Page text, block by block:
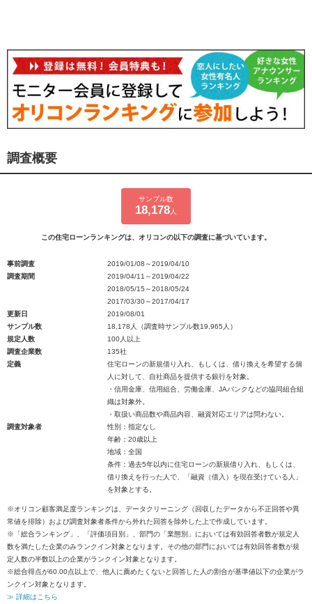
調査概要
サンプル数
18,178 人
この住宅ローンランキングは、オリコンの以下の調査に基づいています。
事前調査
2019/01/08～2019/04/10
調査期間
2019/04/11～2019/04/22
2018/05/15～2018/05/24
2017/03/30～2017/04/17
更新日
2019/08/01
サンプル数
18,178人（調査時サンプル数19,965人）
規定人数
100人以上
調査企業数
135社
定義
住宅ローンの新規借り入れ、もしくは、借り換えを希望する個
人に対して、自社商品を提供する銀行を対象。
・信用金庫、信用組合、労働金庫、JAバンクなどの協同組合組
織は対象外。
・取扱い商品数や商品内容、融資対応エリアは問わない。
調査対象者
性別：指定なし
年齢：20歳以上
地域：全国
条件：過去5年以内に住宅ローンの新規借り入れ、もしくは、
借り換えを行った人で、「融資（借入）を現在受けている人」
を対象とする。
※オリコン顧客満足度ランキングは、データクリーニング（回収したデータから不正回答や異
常値を排除）および調査対象者条件から外れた回答を除外した上で作成しています。
※「総合ランキング」、「評価項目別」、部門の「業態別」においては有効回答者数が規定人
数を満たした企業のみランクイン対象となります。その他の部門においては有効回答者数が規
定人数の半数以上の企業がランクイン対象となります。
※総合得点が60.00点以上で、他人に薦めたくないと回答した人の割合が基準値以下の企業がラ
ンクイン対象となります。
≫ 詳細はこちら